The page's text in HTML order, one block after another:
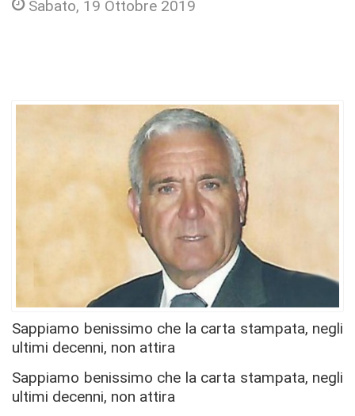
Sabato, 19 Ottobre 2019
Sappiamo benissimo che la carta stampata, negli
ultimi decenni, non attira
Sappiamo benissimo che la carta stampata, negli
ultimi decenni, non attira